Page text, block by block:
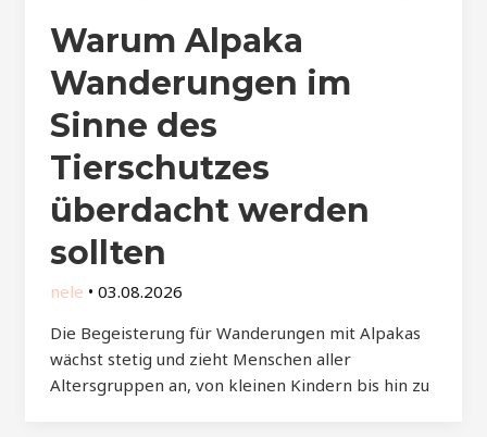
Warum Alpaka
Wanderungen im
Sinne des
Tierschutzes
überdacht werden
sollten
nele • 03.08.2026
Die Begeisterung für Wanderungen mit Alpakas
wächst stetig und zieht Menschen aller
Altersgruppen an, von kleinen Kindern bis hin zu